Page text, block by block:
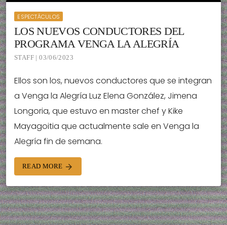
ESPECTÁCULOS
LOS NUEVOS CONDUCTORES DEL
PROGRAMA VENGA LA ALEGRÍA
STAFF | 03/06/2023
Ellos son los, nuevos conductores que se integran
a Venga la Alegría Luz Elena González, Jimena
Longoria, que estuvo en master chef y Kike
Mayagoitia que actualmente sale en Venga la
Alegría fin de semana.
READ MORE arrow_forward